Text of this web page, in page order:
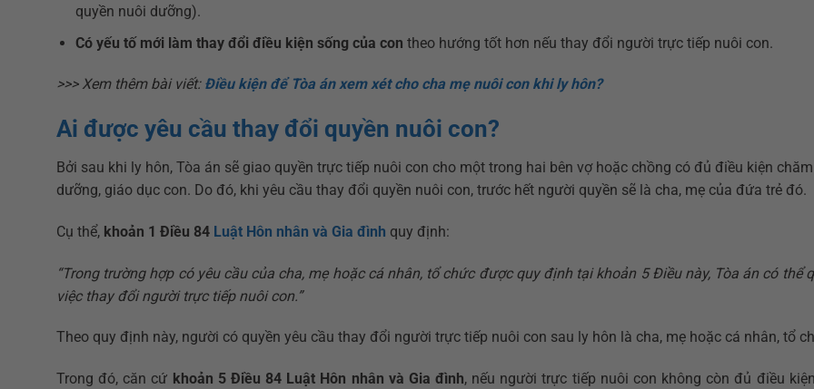
quyền nuôi dưỡng).
Có yếu tố mới làm thay đổi điều kiện sống của con theo hướng tốt hơn nếu thay đổi người trực tiếp nuôi con.
>>> Xem thêm bài viết: Điều kiện để Tòa án xem xét cho cha mẹ nuôi con khi ly hôn?
Ai được yêu cầu thay đổi quyền nuôi con?
Bởi sau khi ly hôn, Tòa án sẽ giao quyền trực tiếp nuôi con cho một trong hai bên vợ hoặc chồng có đủ điều kiện
dưỡng, giáo dục con. Do đó, khi yêu cầu thay đổi quyền nuôi con, trước hết người quyền sẽ là cha, mẹ của đứa trẻ đó.
Cụ thể, khoản 1 Điều 84 Luật Hôn nhân và Gia đình quy định:
“Trong trường hợp có yêu cầu của cha, mẹ hoặc cá nhân, tổ chức được quy định tại khoản 5 Điều này, Tòa án có thể
việc thay đổi người trực tiếp nuôi con.”
Theo quy định này, người có quyền yêu cầu thay đổi người trực tiếp nuôi con sau ly hôn là cha, mẹ hoặc cá nhân, tổ
Trong đó, căn cứ khoản 5 Điều 84 Luật Hôn nhân và Gia đình, nếu người trực tiếp nuôi con không còn đủ điều